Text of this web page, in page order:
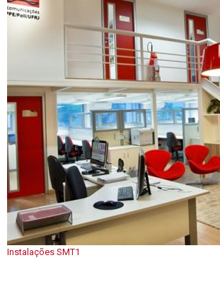
Instalações SMT1